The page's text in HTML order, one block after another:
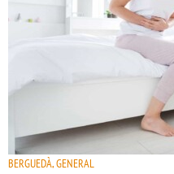
BERGUEDÀ, GENERAL